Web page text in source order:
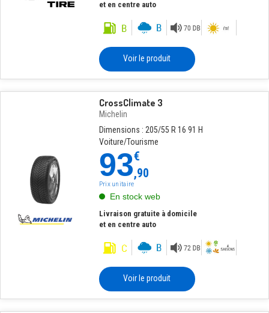
et en centre auto
Voir le produit
CrossClimate 3
Michelin
Dimensions : 205/55 R 16 91 H
Voiture/Tourisme
93€
,90
Prix unitaire
En stock web
Livraison gratuite à domicile
et en centre auto
Voir le produit